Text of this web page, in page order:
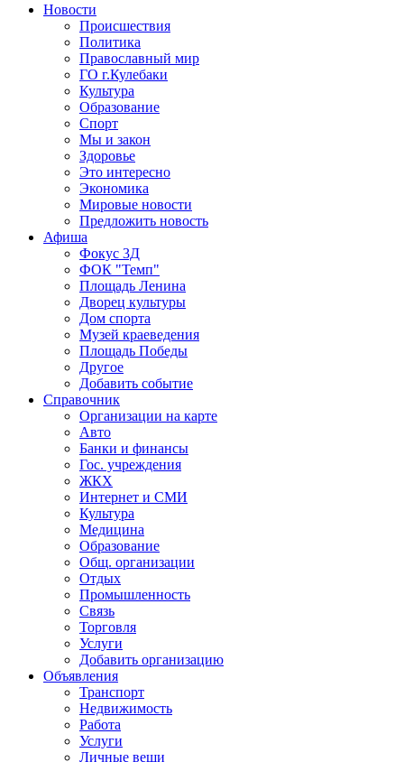
Новости
Происшествия
Политика
Православный мир
ГО г.Кулебаки
Культура
Образование
Спорт
Мы и закон
Здоровье
Это интересно
Экономика
Мировые новости
Предложить новость
Афиша
Фокус 3Д
ФОК "Темп"
Площадь Ленина
Дворец культуры
Дом спорта
Музей краеведения
Площадь Победы
Другое
Добавить событие
Справочник
Организации на карте
Авто
Банки и финансы
Гос. учреждения
ЖКХ
Интернет и СМИ
Культура
Медицина
Образование
Общ. организации
Отдых
Промышленность
Связь
Торговля
Услуги
Добавить организацию
Объявления
Транспорт
Недвижимость
Работа
Услуги
Личные вещи